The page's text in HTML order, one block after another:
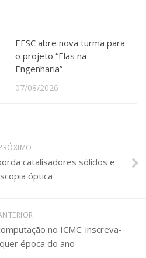
EESC abre nova turma para
o projeto “Elas na
Engenharia”
07/08/2026
catalisadores sólidos e
óptica
no ICMC: inscreva-
época do ano